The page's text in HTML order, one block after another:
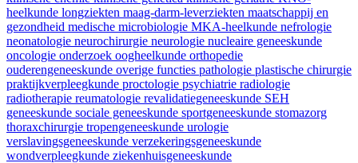
heelkunde longziekten maag-darm-leverziekten maatschappij en
gezondheid medische microbiologie MKA-heelkunde nefrologie
neonatologie neurochirurgie neurologie nucleaire geneeskunde
oncologie onderzoek oogheelkunde orthopedie
ouderengeneeskunde overige functies pathologie plastische chirurgie
praktijkverpleegkunde proctologie psychiatrie radiologie
radiotherapie reumatologie revalidatiegeneeskunde SEH
geneeskunde sociale geneeskunde sportgeneeskunde stomazorg
thoraxchirurgie tropengeneeskunde urologie
verslavingsgeneeskunde verzekeringsgeneeskunde
wondverpleegkunde ziekenhuisgeneeskunde